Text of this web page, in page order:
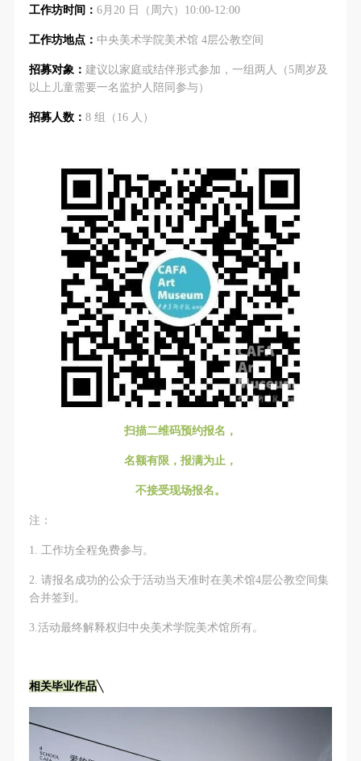
工作坊时间： 6月20 日（周六）10:00-12:00
工作坊地点： 中央美术学院美术馆 4层公教空间
招募对象： 建议以家庭或结伴形式参加，一组两人（5周岁及
以上儿童需要一名监护人陪同参与）
招募人数： 8 组（16 人）
扫描二维码预约报名，
名额有限，报满为止，
不接受现场报名。
注：
1. 工作坊全程免费参与。
2. 请报名成功的公众于活动当天准时在美术馆4层公教空间集
合并签到。
3.活动最终解释权归中央美术学院美术馆所有。
相关毕业作品╲
（1）、甲方为本协议中的肖像权人，自愿将自己的
途。
（2）、乙方中央美术学院美术馆是一所具有标志
性、专业性、国际化的现代公共美术馆。中央美术学
院美术馆与时代同行，努力塑造一个开放、自由、学
极策划国际、国内多视角、多领域的展览、论坛及公
共教育活动，为美院师生、中外艺术家以及社会公众
提供一个交流、学习、展示的平台。作为一家公益性
单位，其开展的公共教育活动以学术性和公益性为
（3）、乙方为甲方拍摄中央美术学院公共教育部所
有公教活动。
二、拍摄内容、使用形式、使用地域范围
（1）、拍摄内容 乙方拍摄的带有甲方肖像的作品内
容包括：①中央美术学院美术馆②中央美术学院校园
内○3由中央美术学院公共教育部策划或执行的一切活
（2）、使用形式 用于中央美术学院图书出版、销售
（3）、使用地域范围
适用地域范围包括国内和国外。
使用肖像的媒介限于不损害甲方肖像权的任何媒介
（如杂志、网络等）。
三、肖像权使用期限
四、许可使用费用
乙方于拍摄完带有甲方肖像的作品无需支付甲方任何
费用。
附则
（1）、本协议未尽事宜，经双方友好协商后可作为
（1）、甲方为本协议中的肖像权人，自愿将自己的
途。
（2）、乙方中央美术学院美术馆是一所具有标志
性、专业性、国际化的现代公共美术馆。中央美术学
院美术馆与时代同行，努力塑造一个开放、自由、学
极策划国际、国内多视角、多领域的展览、论坛及公
共教育活动，为美院师生、中外艺术家以及社会公众
提供一个交流、学习、展示的平台。作为一家公益性
单位，其开展的公共教育活动以学术性和公益性为
（3）、乙方为甲方拍摄中央美术学院公共教育部所
有公教活动。
二、拍摄内容、使用形式、使用地域范围
（1）、拍摄内容 乙方拍摄的带有甲方肖像的作品内
容包括：①中央美术学院美术馆②中央美术学院校园
内○3由中央美术学院公共教育部策划或执行的一切活
（2）、使用形式 用于中央美术学院图书出版、销售
（3）、使用地域范围
适用地域范围包括国内和国外。
使用肖像的媒介限于不损害甲方肖像权的任何媒介
（如杂志、网络等）。
三、肖像权使用期限
四、许可使用费用
乙方于拍摄完带有甲方肖像的作品无需支付甲方任何
费用。
附则
（1）、本协议未尽事宜，经双方友好协商后可作为
（1）、甲方为本协议中的肖像权人，自愿将自己的
途。
（2）、乙方中央美术学院美术馆是一所具有标志
性、专业性、国际化的现代公共美术馆。中央美术学
院美术馆与时代同行，努力塑造一个开放、自由、学
极策划国际、国内多视角、多领域的展览、论坛及公
共教育活动，为美院师生、中外艺术家以及社会公众
提供一个交流、学习、展示的平台。作为一家公益性
单位，其开展的公共教育活动以学术性和公益性为
（3）、乙方为甲方拍摄中央美术学院公共教育部所
有公教活动。
二、拍摄内容、使用形式、使用地域范围
（1）、拍摄内容 乙方拍摄的带有甲方肖像的作品内
容包括：①中央美术学院美术馆②中央美术学院校园
内○3由中央美术学院公共教育部策划或执行的一切活
（2）、使用形式 用于中央美术学院图书出版、销售
（3）、使用地域范围
适用地域范围包括国内和国外。
使用肖像的媒介限于不损害甲方肖像权的任何媒介
（如杂志、网络等）。
三、肖像权使用期限
四、许可使用费用
乙方于拍摄完带有甲方肖像的作品无需支付甲方任何
费用。
附则
（1）、本协议未尽事宜，经双方友好协商后可作为